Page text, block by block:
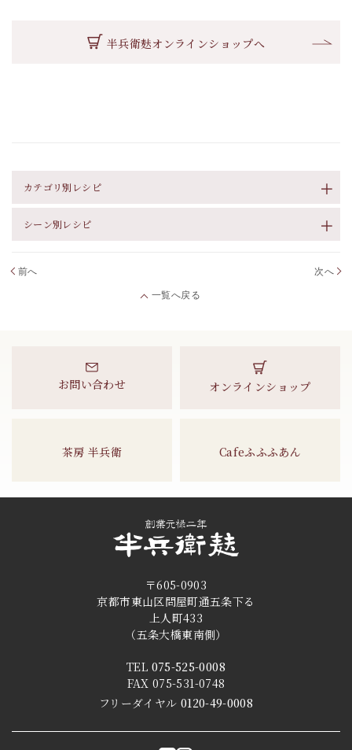
半兵衛麸オンラインショップへ
カテゴリ別レシピ
シーン別レシピ
前へ
一覧へ戻る
次へ
お問い合わせ オンラインショップ
茶房 半兵衛 Cafeふふふあん
〒605-0903
京都市東山区問屋町通五条下る
上人町433
（五条大橋東南側）
TEL 075-525-0008
FAX 075-531-0748
フリーダイヤル 0120-49-0008